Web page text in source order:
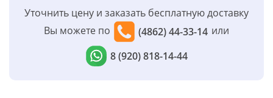
Уточнить цену и заказать бесплатную доставку
Вы можете по
(4862) 44-33-14 или
8 (920) 818-14-44